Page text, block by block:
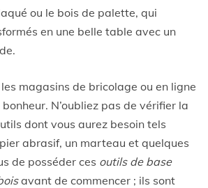
ou le bois de palette, qui
en une belle table avec un
magasins de bricolage ou en ligne
N’oubliez pas de vérifier la
dont vous aurez besoin tels
abrasif, un marteau et quelques
de posséder ces outils de base
avant de commencer ; ils sont